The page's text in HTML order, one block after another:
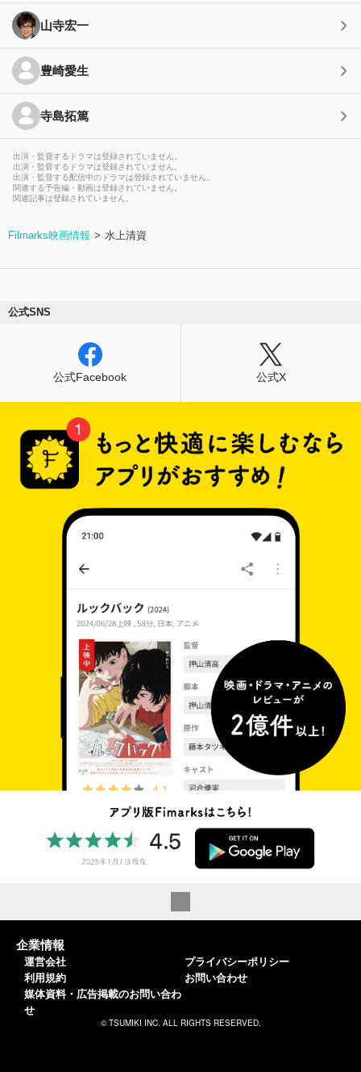
山寺宏一
豊崎愛生
寺島拓篤
出演・監督するドラマは登録されていません。
出演・監督するドラマは登録されていません。
出演・監督する配信中のドラマは登録されていません。
関連する予告編・動画は登録されていません。
関連記事は登録されていません。
Filmarks映画情報 水上清資
公式SNS
公式Facebook 公式X
企業情報
運営会社
利用規約
媒体資料・広告掲載のお問い合わ
せ
プライバシーポリシー
お問い合わせ
© TSUMIKI INC. ALL RIGHTS RESERVED.